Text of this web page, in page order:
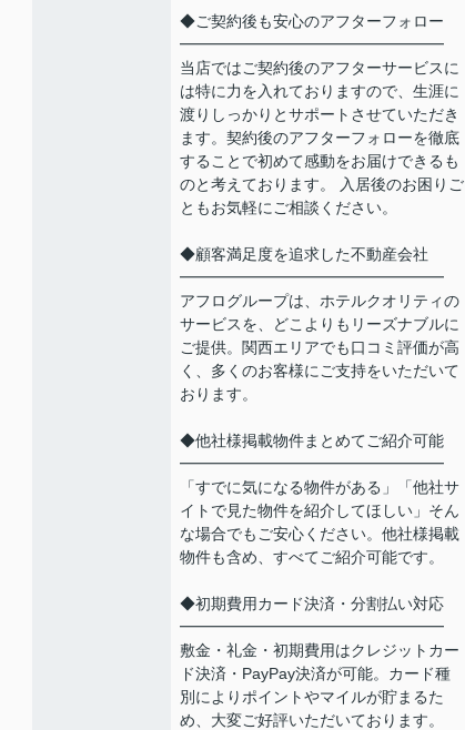
◆ご契約後も安心のアフターフォロー
━━━━━━━━━━━━━━━━━
当店ではご契約後のアフターサービスに
は特に力を入れておりますので、生涯に
渡りしっかりとサポートさせていただき
ます。契約後のアフターフォローを徹底
することで初めて感動をお届けできるも
のと考えております。 入居後のお困りご
ともお気軽にご相談ください。
◆顧客満足度を追求した不動産会社
━━━━━━━━━━━━━━━━━
アフログループは、ホテルクオリティの
サービスを、どこよりもリーズナブルに
ご提供。関西エリアでも口コミ評価が高
く、多くのお客様にご支持をいただいて
おります。
◆他社様掲載物件まとめてご紹介可能
━━━━━━━━━━━━━━━━━
「すでに気になる物件がある」「他社サ
イトで見た物件を紹介してほしい」そん
な場合でもご安心ください。他社様掲載
物件も含め、すべてご紹介可能です。
◆初期費用カード決済・分割払い対応
━━━━━━━━━━━━━━━━━
敷金・礼金・初期費用はクレジットカー
ド決済・PayPay決済が可能。カード種
別によりポイントやマイルが貯まるた
め、大変ご好評いただいております。